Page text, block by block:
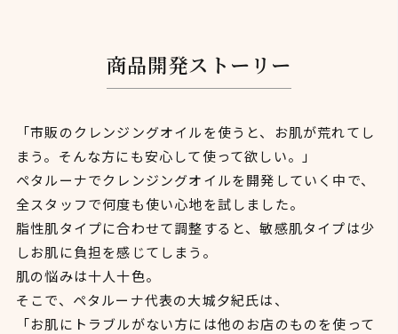
商品開発ス ト ー リ ー
「市販のクレンジングオイルを使うと、お肌が荒れてし
まう。そんな方にも安心して使って欲しい。」
ペタルーナでクレンジングオイルを開発していく中で、
全スタッフで何度も使い心地を試しました。
脂性肌タイプに合わせて調整すると、敏感肌タイプは少
しお肌に負担を感じてしまう。
肌の悩みは十人十色。
そこで、ペタルーナ代表の大城夕紀氏は、
「お肌にトラブルがない方には他のお店のものを使って